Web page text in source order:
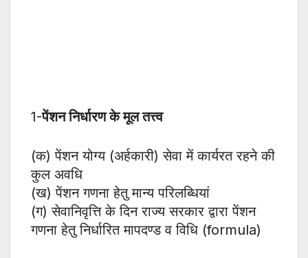
1-पेंशन निर्धारण के मूल तत्त्व
(क) पेंशन योग्य (अर्हकारी) सेवा में कार्यरत रहने की
कुल अवधि
(ख) पेंशन गणना हेतु मान्य परिलब्धियां
(ग) सेवानिवृत्ति के दिन राज्य सरकार द्वारा पेंशन
गणना हेतु निर्धारित मापदण्ड व विधि (formula)